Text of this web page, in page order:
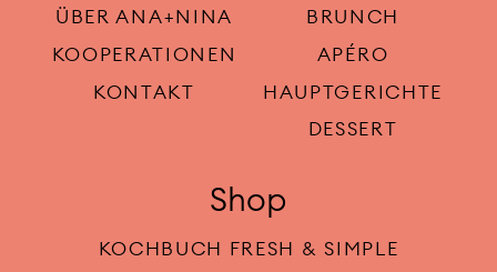
ÜBER ANA+NINA
KOOPERATIONEN
KONTAKT
BRUNCH
APÉRO
HAUPTGERICHTE
DESSERT
Shop
KOCHBUCH FRESH & SIMPLE